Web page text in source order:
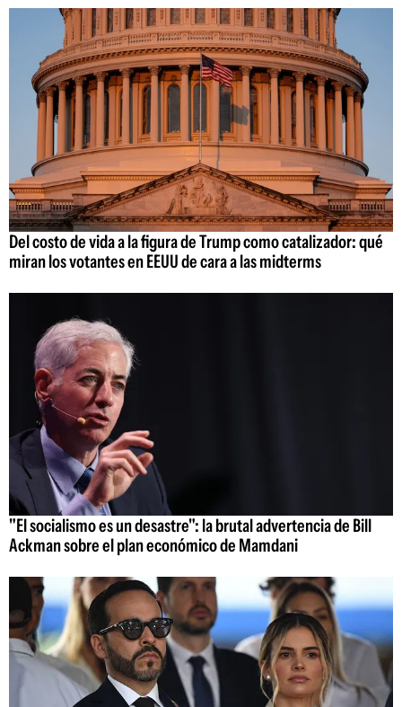
Del costo de vida a la figura de Trump como catalizador: qué
miran los votantes en EEUU de cara a las midterms
"El socialismo es un desastre": la brutal advertencia de Bill
Ackman sobre el plan económico de Mamdani